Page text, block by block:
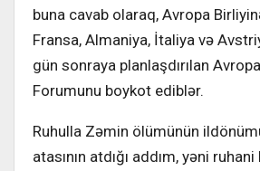
buna cavab olaraq, Avropa
Fransa, Almaniya, İtaliya və
gün sonraya planlaşdırılan
Forumunu boykot ediblər.
Ruhulla Zəmin ölümünün
atasının atdığı addım, yəni